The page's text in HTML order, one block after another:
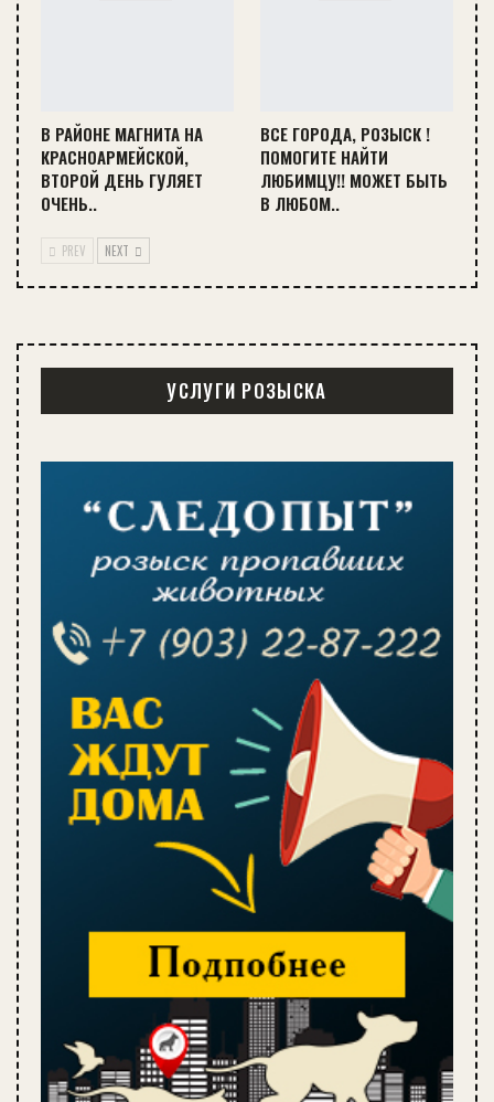
В РАЙОНЕ МАГНИТА НА
КРАСНОАРМЕЙСКОЙ,
ВТОРОЙ ДЕНЬ ГУЛЯЕТ
ОЧЕНЬ..
ВСЕ ГОРОДА, РОЗЫСК !
ПОМОГИТЕ НАЙТИ
ЛЮБИМЦУ!! МОЖЕТ БЫТЬ
В ЛЮБОМ..
PREV NEXT
УСЛУГИ РОЗЫСКА